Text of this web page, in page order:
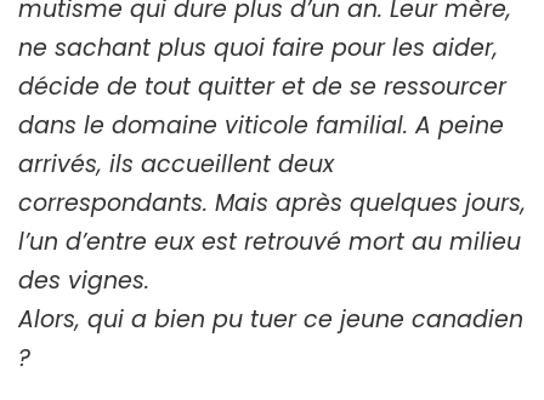
mutisme qui dure plus d’un an. Leur mère,
ne sachant plus quoi faire pour les aider,
décide de tout quitter et de se ressourcer
dans le domaine viticole familial. A peine
arrivés, ils accueillent deux
correspondants. Mais après quelques jours,
l’un d’entre eux est retrouvé mort au milieu
des vignes.
Alors, qui a bien pu tuer ce jeune canadien
?